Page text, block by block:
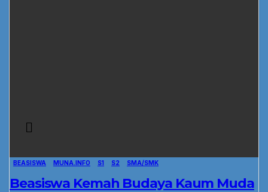
BEASISWA MUNA.INFO S1 S2 SMA/SMK
Beasiswa Kemah Budaya Kaum Muda